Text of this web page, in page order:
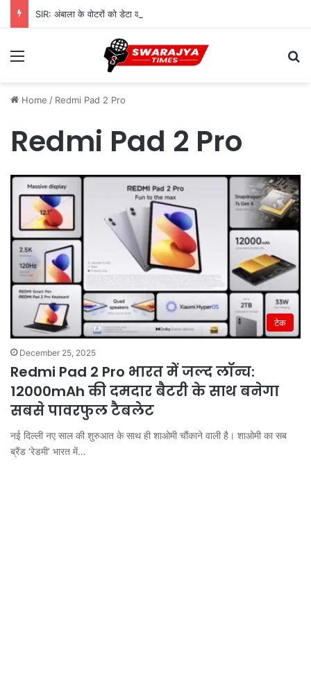
Menu
Home / Redmi Pad 2 Pro
Redmi Pad 2 Pro
टेक
December 25, 2025
Redmi Pad 2 Pro भारत में जल्द लॉन्च:
12000mAh की दमदार बैटरी के साथ बनेगा
सबसे पावरफुल टैबलेट
नई दिल्ली नए साल की शुरुआत के साथ ही शाओमी चौंकाने वाली है। शाओमी का सब
ब्रैंड ‘रेडमी’ भारत में…